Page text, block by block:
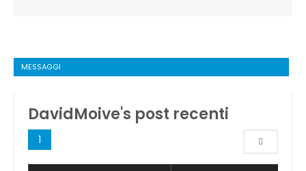
MESSAGGI
DavidMoive's post recenti
1